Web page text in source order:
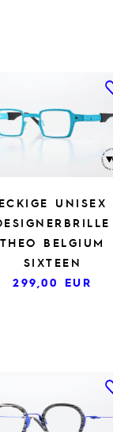
ECKIGE UNISEX
THEO BELGIUM
SIXTEEN
299,00 EUR